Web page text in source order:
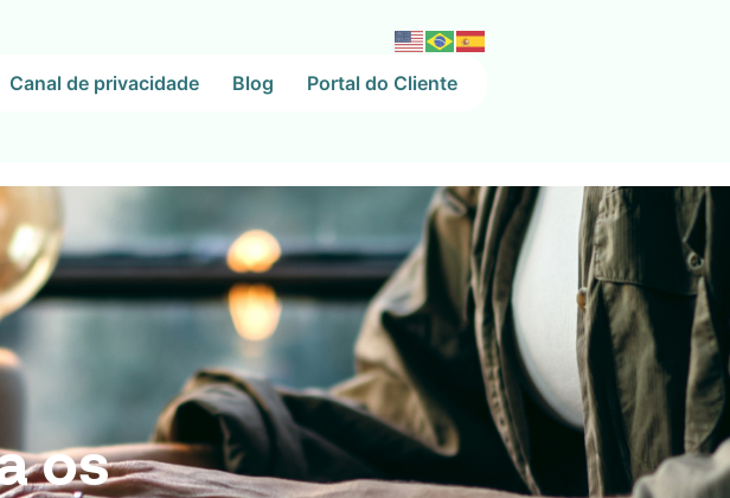
Canal de privacidade Blog Portal do Cliente
os